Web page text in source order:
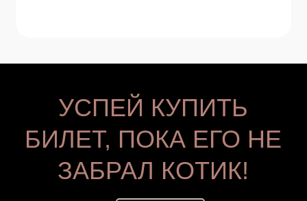
УСПЕЙ КУПИТЬ
БИЛЕТ, ПОКА ЕГО НЕ
ЗАБРАЛ КОТИК!